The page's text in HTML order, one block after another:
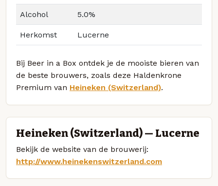
Alcohol 5.0%
Herkomst Lucerne
Bij Beer in a Box ontdek je de mooiste bieren van
de beste brouwers, zoals deze Haldenkrone
Premium van Heineken (Switzerland).
Heineken (Switzerland) — Lucerne
Bekijk de website van de brouwerij:
http://www.heinekenswitzerland.com